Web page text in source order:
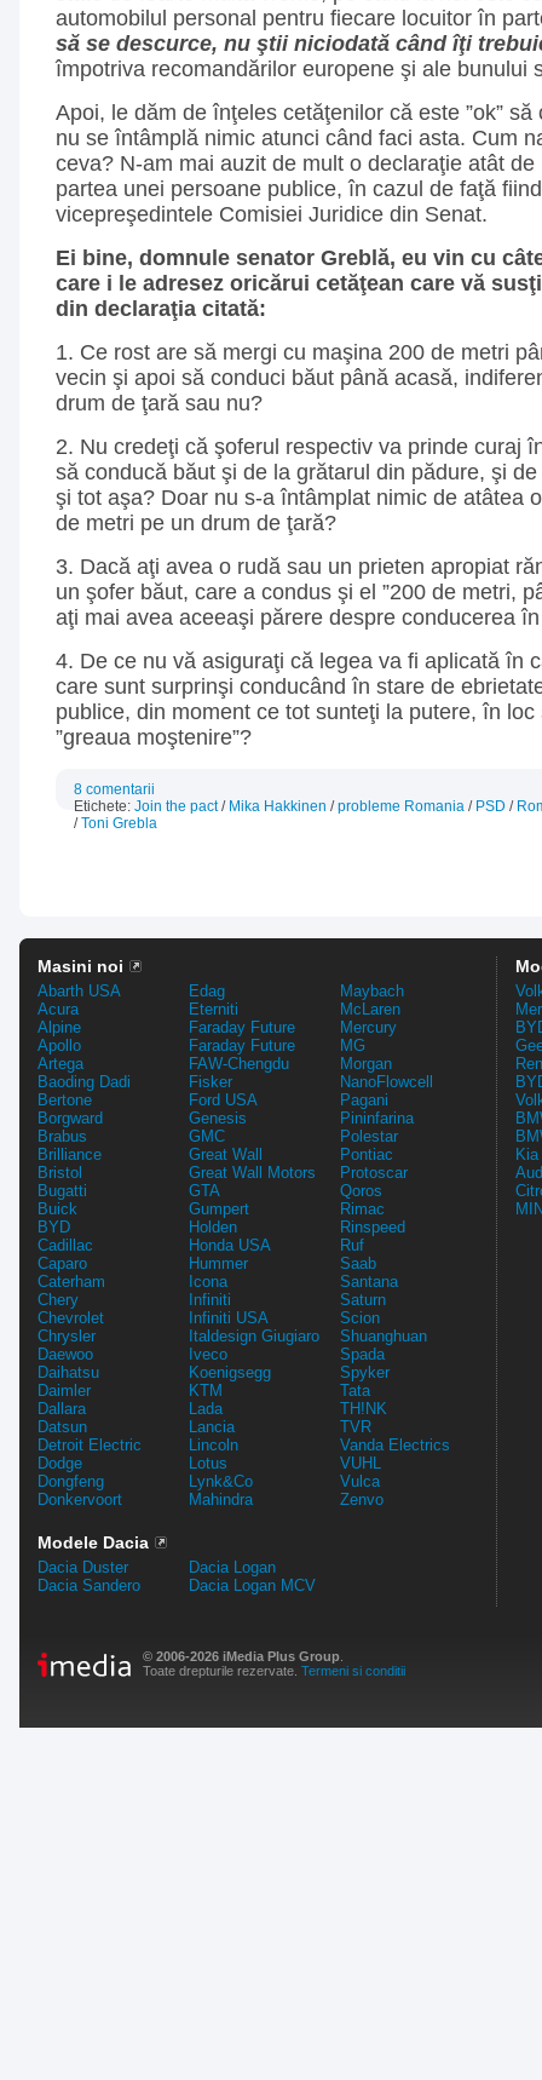
automobilul personal pentru fiecare locuitor în
să se descurce, nu ştii niciodată când îţi
împotriva recomandărilor europene şi ale bunului
Apoi, le dăm de înţeles cetăţenilor că este ”ok”
nu se întâmplă nimic atunci când faci asta. Cum
ceva? N-am mai auzit de mult o declaraţie atât
partea unei persoane publice, în cazul de faţă
vicepreşedintele Comisiei Juridice din Senat.
Ei bine, domnule senator Greblă, eu vin cu
care i le adresez oricărui cetăţean care vă
din declaraţia citată:
1. Ce rost are să mergi cu maşina 200 de metri
vecin şi apoi să conduci băut până acasă,
drum de ţară sau nu?
2. Nu credeţi că şoferul respectiv va prinde curaj
să conducă băut şi de la grătarul din pădure, şi
şi tot aşa? Doar nu s-a întâmplat nimic de atâtea
de metri pe un drum de ţară?
3. Dacă aţi avea o rudă sau un prieten apropiat
un şofer băut, care a condus şi el ”200 de metri,
aţi mai avea aceeaşi părere despre conducerea
4. De ce nu vă asiguraţi că legea va fi aplicată în
care sunt surprinşi conducând în stare de
publice, din moment ce tot sunteţi la putere, în
”greaua moştenire”?
8 comentarii
Etichete: Join the pact/ Mika Hakkinen /probleme Romania / PSD /
/Toni Grebla
Masini noi
Abarth USA
Acura
Alpine
Apollo
Artega
Baoding Dadi
Bertone
Borgward
Brabus
Brilliance
Bristol
Bugatti
Buick
BYD
Cadillac
Caparo
Caterham
Chery
Chevrolet
Chrysler
Daewoo
Daihatsu
Daimler
Dallara
Datsun
Detroit Electric
Dodge
Dongfeng
Donkervoort
Edag
Eterniti
Faraday Future
Faraday Future
FAW-Chengdu
Fisker
Ford USA
Genesis
GMC
Great Wall
Great Wall Motors
GTA
Gumpert
Holden
Honda USA
Hummer
Icona
Infiniti
Infiniti USA
Italdesign Giugiaro
Iveco
Koenigsegg
KTM
Lada
Lancia
Lincoln
Lotus
Lynk&Co
Mahindra
Maybach
McLaren
Mercury
MG
Morgan
NanoFlowcell
Pagani
Pininfarina
Polestar
Pontiac
Protoscar
Qoros
Rimac
Rinspeed
Ruf
Saab
Santana
Saturn
Scion
Shuanghuan
Spada
Spyker
Tata
TH!NK
TVR
Vanda Electrics
VUHL
Vulca
Zenvo
Modele Dacia
Dacia Duster
Dacia Sandero
Dacia Logan
Dacia Logan MCV
© 2006-2026 iMedia Plus Group
Toate drepturile rezervate. Termeni si conditii